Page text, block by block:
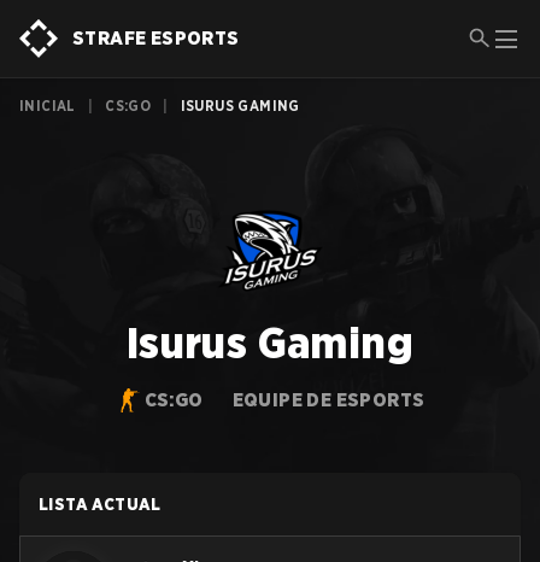
STRAFE ESPORTS
INICIAL CS:GO ISURUS GAMING
Isurus Gaming
CS:GO EQUIPE DE ESPORTS
LISTA ACTUAL